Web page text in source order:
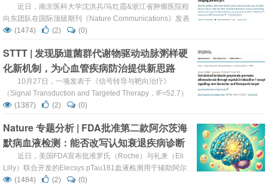
疾病共享的遗传基础，为精准治疗提供了新方向。 ...
育与疾病的基因密码
近日，南京医科大学沈洪兵/马红霞&浙江省肿瘤医院程
向东团队在国际顶级期刊《Nature Communications》发表
一项突破性研究。该研究通过对35469名中国汉族人群的低
因组关联研究（GWAS），揭示了影响肺部三维结构的174
个遗传位点——其中36个调控肺组织密度，138个影响肺叶
形态。这些发现不仅阐明了胎儿期肺发育基因对成人肺结
构...
(1474) (2) (0)
STTT | 发现肠道菌群代谢物驱动动脉粥样硬
化新机制​，为心血管疾病防治提供新思路
10月27日，一项发表于《信号转导与靶向治疗》
（Signal Transduction and Targeted Therapy，IF=52.7）
的创新研究揭示：肠道微生物产生的咪唑丙酸（ImP）不仅
和治疗靶点。该研究首次系统阐明了ImP通过免疫-代谢轴促
进动脉粥样硬化的分子机制，并验证了靶向抑制剂的临床转
化潜力，为心血管疾病防治提供了新思...
(1387) (2) (0)
Nature 专题分析 | FDA批准第二款阿尔茨海
默病血液检测：能否改写认知衰退疾病诊断
格局？
近日，美国FDA宣布批准罗氏（Roche）与礼来（Eli
Lilly）联合开发的Elecsys pTau181血液检测用于辅助阿尔
茨海默病（AD）诊断。这是继今年5月FDA批准Lumipulse
(1484) (2) (0)